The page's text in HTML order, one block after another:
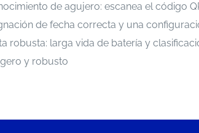
de agujero: escanea el código
de fecha correcta y una
robusta: larga vida de batería y
y robusto